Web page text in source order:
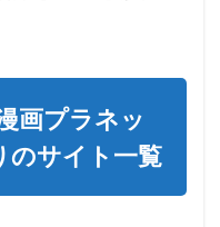
画プラネッ
のサイト一覧